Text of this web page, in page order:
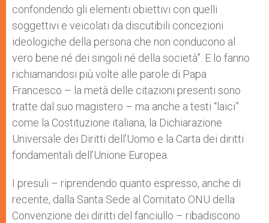
confondendo gli elementi obiettivi con quelli
soggettivi e veicolati da discutibili concezioni
ideologiche della persona che non conducono al
vero bene né dei singoli né della società”. E lo fanno
richiamandosi più volte alle parole di Papa
Francesco – la metà delle citazioni presenti sono
tratte dal suo magistero – ma anche a testi “laici”
come la Costituzione italiana, la Dichiarazione
Universale dei Diritti dell’Uomo e la Carta dei diritti
fondamentali dell’Unione Europea.
I presuli – riprendendo quanto espresso, anche di
recente, dalla Santa Sede al Comitato ONU della
Convenzione dei diritti del fanciullo – ribadiscono